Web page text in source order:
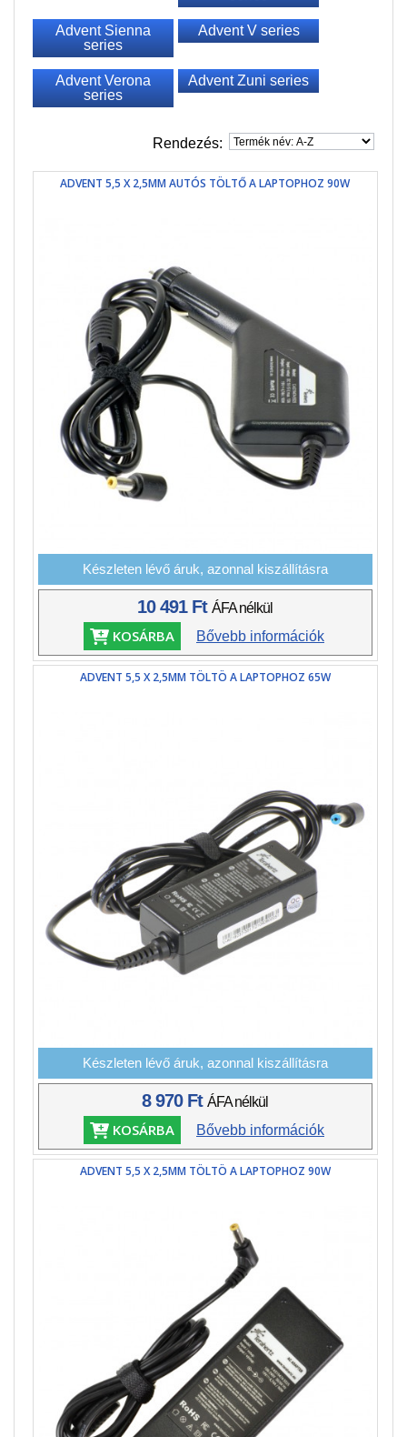
Advent Sienna
series
Advent V series
Advent Verona
series
Advent Zuni series
Rendezés:
ADVENT 5,5 X 2,5MM AUTÓS TÖLTŐ A LAPTOPHOZ 90W
Készleten lévő áruk, azonnal kiszállításra
10 491 FtÁFA nélkül
KOSÁRBA Bővebb információk
ADVENT 5,5 X 2,5MM TÖLTÖ A LAPTOPHOZ 65W
Készleten lévő áruk, azonnal kiszállításra
8 970 FtÁFA nélkül
KOSÁRBA Bővebb információk
ADVENT 5,5 X 2,5MM TÖLTÖ A LAPTOPHOZ 90W